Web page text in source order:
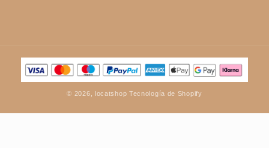
Formas
de
© 2026, locatshop Tecnología de Shopify